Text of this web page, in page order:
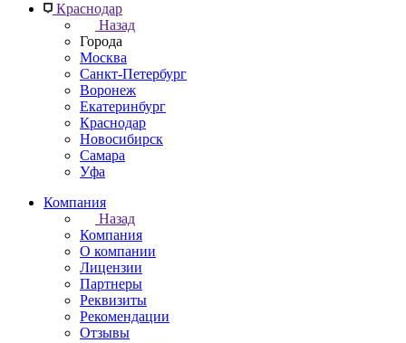
Краснодар
Назад
Города
Москва
Санкт-Петербург
Воронеж
Екатеринбург
Краснодар
Новосибирск
Самара
Уфа
Компания
Назад
Компания
О компании
Лицензии
Партнеры
Реквизиты
Рекомендации
Отзывы